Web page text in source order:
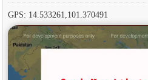
GPS: 14.533261,101.370491